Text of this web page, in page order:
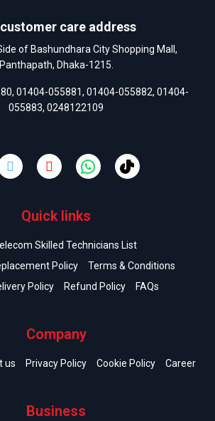
care address
of Bashundhara City Shopping Mall,
Panthapath, Dhaka-1215.
, 01404-055881, 01404-055882, 01404-
055883, 0248122109
Quick links
Skilled Technicians List
Policy
Terms & Conditions
Policy
Refund Policy FAQs
Company
us Privacy Policy Cookie Policy Career
Business